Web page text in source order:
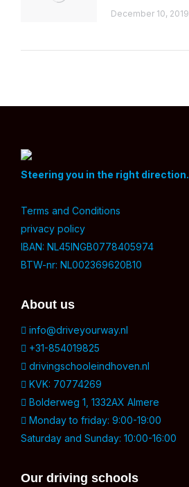
December 10, 2019
Steering you in the right direction.
Terms and Conditions
privacy policy
IBAN: NL45INGB0778405974
BTW-nr: NL002369620B10
About us
info@driveyourway.nl
+31-854019825
drivingschooleindhoven.nl
KVK: 70774269
Bolderweg 1, 1332AX Almere
Monday to friday: 9:00-19:00
Saturday and Sunday: 10:00-16:00
Our driving schools